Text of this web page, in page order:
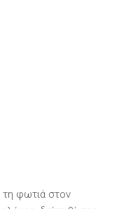
φωτιά στον